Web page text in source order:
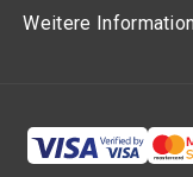
Weitere